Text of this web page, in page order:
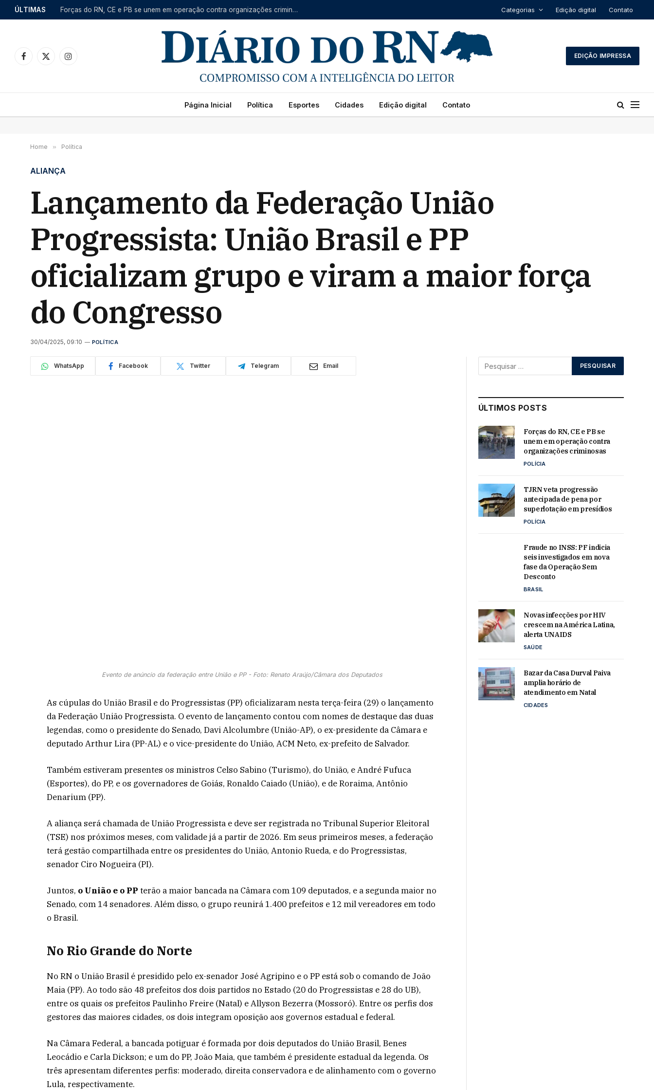
ÚLTIMAS Forças do RN, CE e PB se unem em operação contra organizações criminosas Categorias Edição digital Contato
Facebook
X
Instagram
EDIÇÃO IMPRESSA
Página Inicial Política Esportes Cidades Edição digital Contato
Home » Política
ALIANÇA
Lançamento da Federação União
Progressista: União Brasil e PP
oficializam grupo e viram a maior força
do Congresso
30/04/2025, 09:10 POLÍTICA
WhatsApp Facebook Twitter Telegram Email
Evento de anúncio da federação entre União e PP - Foto: Renato Araújo/Câmara dos Deputados
As cúpulas do União Brasil e do Progressistas (PP) oficializaram nesta terça-feira (29) o lançamento
da Federação União Progressista. O evento de lançamento contou com nomes de destaque das duas
legendas, como o presidente do Senado, Davi Alcolumbre (União-AP), o ex-presidente da Câmara e
deputado Arthur Lira (PP-AL) e o vice-presidente do União, ACM Neto, ex-prefeito de Salvador.
Também estiveram presentes os ministros Celso Sabino (Turismo), do União, e André Fufuca
(Esportes), do PP, e os governadores de Goiás, Ronaldo Caiado (União), e de Roraima, Antônio
Denarium (PP).
A aliança será chamada de União Progressista e deve ser registrada no Tribunal Superior Eleitoral
(TSE) nos próximos meses, com validade já a partir de 2026. Em seus primeiros meses, a federação
terá gestão compartilhada entre os presidentes do União, Antonio Rueda, e do Progressistas,
senador Ciro Nogueira (PI).
Juntos, o União e o PP terão a maior bancada na Câmara com 109 deputados, e a segunda maior no
Senado, com 14 senadores. Além disso, o grupo reunirá 1.400 prefeitos e 12 mil vereadores em todo
o Brasil.
No Rio Grande do Norte
No RN o União Brasil é presidido pelo ex-senador José Agripino e o PP está sob o comando de João
Maia (PP). Ao todo são 48 prefeitos dos dois partidos no Estado (20 do Progressistas e 28 do UB),
entre os quais os prefeitos Paulinho Freire (Natal) e Allyson Bezerra (Mossoró). Entre os perfis dos
gestores das maiores cidades, os dois integram oposição aos governos estadual e federal.
Na Câmara Federal, a bancada potiguar é formada por dois deputados do União Brasil, Benes
Leocádio e Carla Dickson; e um do PP, João Maia, que também é presidente estadual da legenda. Os
três apresentam diferentes perfis: moderado, direita conservadora e de alinhamento com o governo
Lula, respectivamente.
ÚLTIMOS POSTS
Forças do RN, CE e PB se
unem em operação contra
organizações criminosas
POLÍCIA
TJRN veta progressão
antecipada de pena por
superlotação em presídios
POLÍCIA
Fraude no INSS: PF indicia
seis investigados em nova
fase da Operação Sem
Desconto
BRASIL
Novas infecções por HIV
crescem na América Latina,
alerta UNAIDS
SAÚDE
Bazar da Casa Durval Paiva
amplia horário de
atendimento em Natal
CIDADES